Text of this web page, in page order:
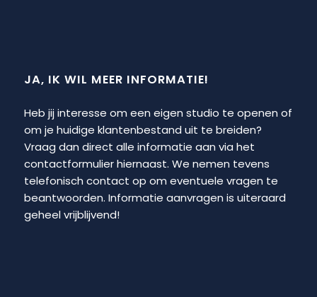
JA, IK WIL MEER INFORMATIE!
Heb jij interesse om een eigen studio te openen of
om je huidige klantenbestand uit te breiden?
Vraag dan direct alle informatie aan via het
contactformulier hiernaast. We nemen tevens
telefonisch contact op om eventuele vragen te
beantwoorden. Informatie aanvragen is uiteraard
geheel vrijblijvend!